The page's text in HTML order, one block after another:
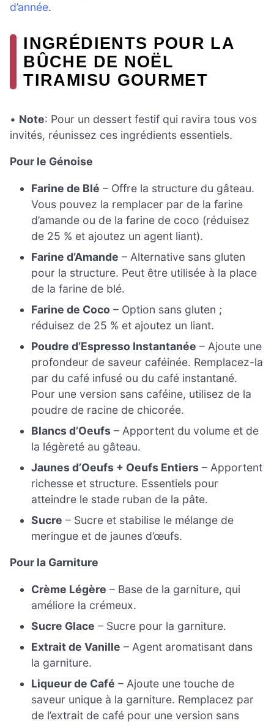
d’année.
INGRÉDIENTS POUR LA
BÛCHE DE NOËL
TIRAMISU GOURMET
• Note: Pour un dessert festif qui ravira tous vos
invités, réunissez ces ingrédients essentiels.
Pour le Génoise
Farine de Blé – Offre la structure du gâteau.
Vous pouvez la remplacer par de la farine
d’amande ou de la farine de coco (réduisez
de 25 % et ajoutez un agent liant).
Farine d’Amande – Alternative sans gluten
pour la structure. Peut être utilisée à la place
de la farine de blé.
Farine de Coco – Option sans gluten ;
réduisez de 25 % et ajoutez un liant.
Poudre d’Espresso Instantanée – Ajoute une
profondeur de saveur caféinée. Remplacez-la
par du café infusé ou du café instantané.
Pour une version sans caféine, utilisez de la
poudre de racine de chicorée.
Blancs d’Oeufs – Apportent du volume et de
la légèreté au gâteau.
Jaunes d’Oeufs + Oeufs Entiers – Apportent
richesse et structure. Essentiels pour
atteindre le stade ruban de la pâte.
Sucre – Sucre et stabilise le mélange de
meringue et de jaunes d’œufs.
Pour la Garniture
Crème Légère – Base de la garniture, qui
améliore la crémeux.
Sucre Glace – Sucre pour la garniture.
Extrait de Vanille – Agent aromatisant dans
la garniture.
Liqueur de Café – Ajoute une touche de
saveur unique à la garniture. Remplacez par
de l’extrait de café pour une version sans